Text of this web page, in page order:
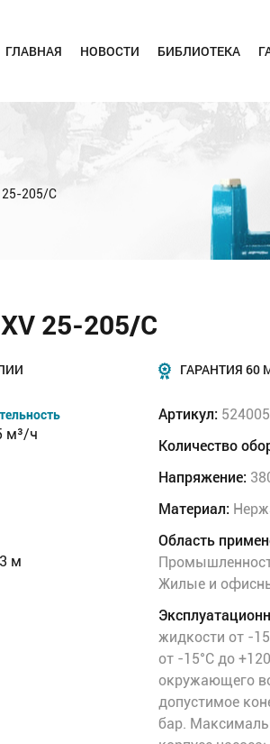
ГЛАВНАЯ НОВОСТИ БИБЛИОТЕКА
25-205/C
25-205/C
ГАРАНТИЯ 60
м³/ч
м
Артикул:
Количество
Напряжение:
Материал:
Область
Жилые и
жидкости от -
от -15°C до
окружающего
допустимое
бар.